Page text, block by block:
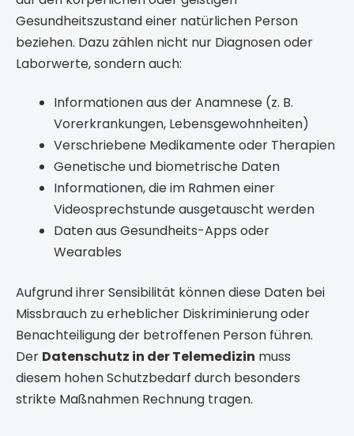
Gesundheitszustand einer natürlichen Person
beziehen. Dazu zählen nicht nur Diagnosen oder
Laborwerte, sondern auch:
Informationen aus der Anamnese (z. B.
Vorerkrankungen, Lebensgewohnheiten)
Verschriebene Medikamente oder Therapien
Genetische und biometrische Daten
Informationen, die im Rahmen einer
Videosprechstunde ausgetauscht werden
Daten aus Gesundheits-Apps oder
Wearables
Aufgrund ihrer Sensibilität können diese Daten bei
Missbrauch zu erheblicher Diskriminierung oder
Benachteiligung der betroffenen Person führen.
Der Datenschutz in der Telemedizin muss
diesem hohen Schutzbedarf durch besonders
strikte Maßnahmen Rechnung tragen.